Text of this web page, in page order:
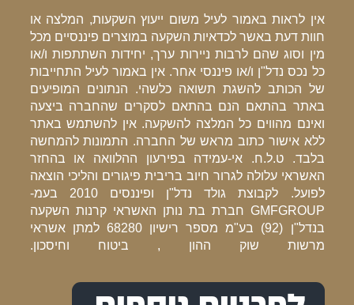
אין לראות באמור לעיל משום ייעוץ השקעות, המלצה או
חוות דעת באשר לכדאיות השקעה במוצרים פיננסיים מכל
מין וסוג שהם לרבות ניירות ערך, יחידות השתתפות ו/או
כל נכס נדל"ן ו/או פיננסי אחר. אין באמור לעיל התחייבות
של הכותב להשגת תשואה כלשהי. הנתונים המופיעים
באתר בהתאם הנם בהתאם לסקרים שהחברה ביצעה
ואינם מהווים כל המלצה להשקעה. אין להשתמש באתר
ללא אישור כתוב מראש של החברה. התמונות להמחשה
בלבד. ט.ל.ח. אי-עמידה בפירעון ההלוואה או בהחזר
האשראי עלולה לגרור חיוב בריבית פיגורים והליכי הוצאה
לפועל. לקבוצת גולד נדל"ן ופיננסים 2010 בעמ-
GMFGROUP חברת בת נותן האשראי קרנות השקעה
בנדל"ן (92) בע"מ מספר רישיון 68280 למתן אשראי
מרשות שוק ההון , ביטוח וחיסכון.